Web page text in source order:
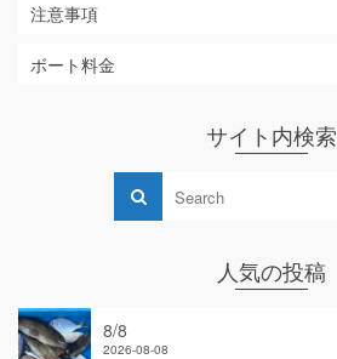
注意事項
ボート料金
サイト内検索
人気の投稿
8/8
2026-08-08